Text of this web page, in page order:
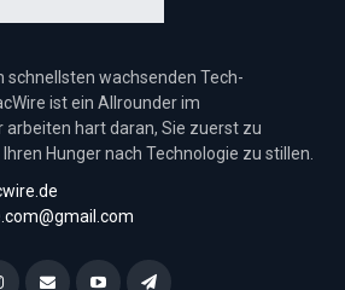
schnellsten wachsenden Tech-
ist ein Allrounder im
arbeiten hart daran, Sie zuerst zu
Hunger nach Technologie zu stillen.